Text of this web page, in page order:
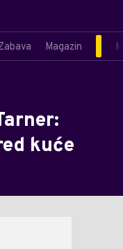
Magazin
kuće